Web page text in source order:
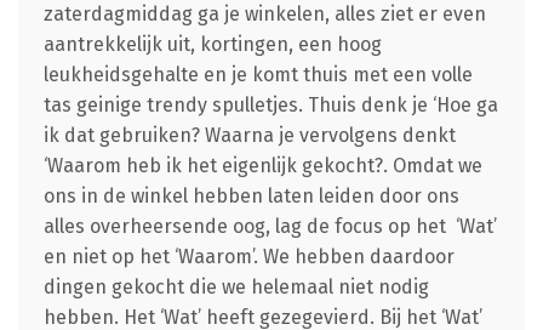
zaterdagmiddag ga je winkelen, alles ziet er even
aantrekkelijk uit, kortingen, een hoog
leukheidsgehalte en je komt thuis met een volle
tas geinige trendy spulletjes. Thuis denk je ‘Hoe ga
ik dat gebruiken? Waarna je vervolgens denkt
‘Waarom heb ik het eigenlijk gekocht?. Omdat we
ons in de winkel hebben laten leiden door ons
alles overheersende oog, lag de focus op het ‘Wat’
en niet op het ‘Waarom’. We hebben daardoor
dingen gekocht die we helemaal niet nodig
hebben. Het ‘Wat’ heeft gezegevierd. Bij het ‘Wat’